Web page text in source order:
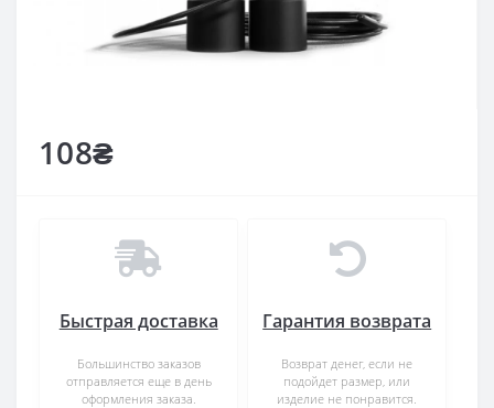
108₴
Быстрая доставка
Большинство заказов
отправляется еще в день
оформления заказа.
Гарантия возврата
Возврат денег, если не
подойдет размер, или
изделие не понравится.